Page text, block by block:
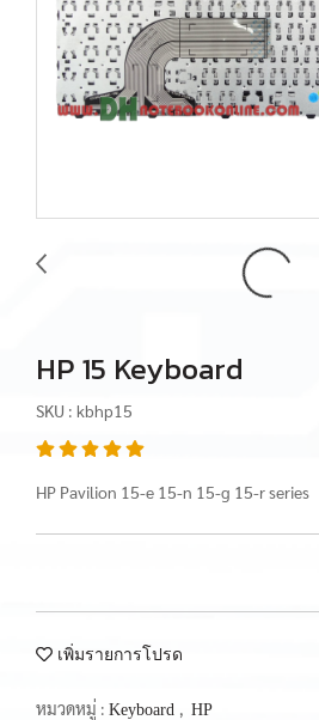
HP 15 Keyboard
SKU : kbhp15
HP Pavilion 15-e 15-n 15-g 15-r series
เพิ่มรายการโปรด
หมวดหมู่ : Keyboard , HP